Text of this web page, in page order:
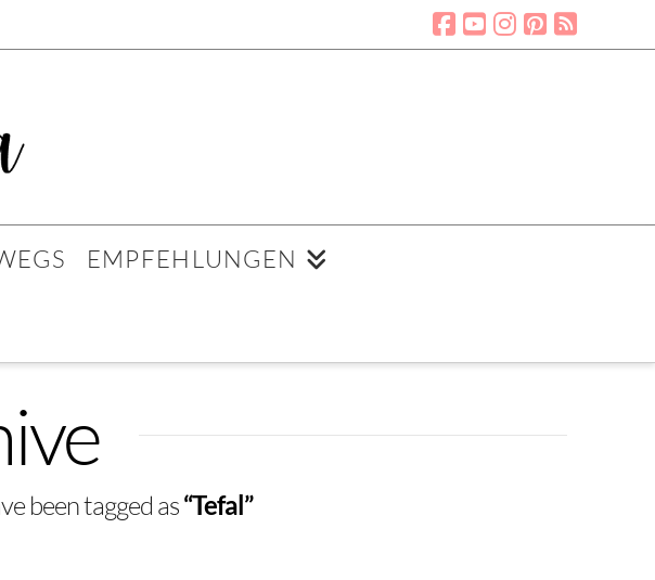
EMPFEHLUNGEN
been tagged as“Tefal”